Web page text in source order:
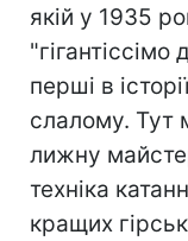
якій у 1935
перші в
слалому. Тут
лижну
техніка
кращих